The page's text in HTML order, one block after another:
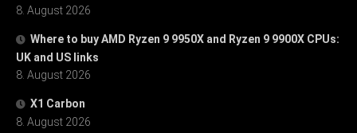
8. August 2026
Where to buy AMD Ryzen 9 9950X and Ryzen 9 9900X CPUs:
UK and US links
8. August 2026
X1 Carbon
8. August 2026